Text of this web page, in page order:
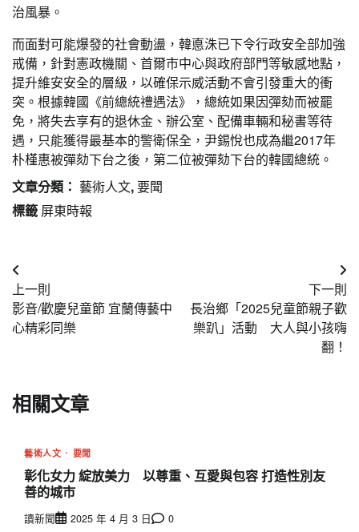
治風暴。
而面對可能爆發的社會動盪，韓悳洙已下令行政安全部加強
戒備，針對憲政機關、首爾市中心與政府部門等敏感地點，
提升維安安全的層級，以確保示威活動不會引發重大的衝
突。根據韓國《前總統禮遇法》，總統如果因彈劾而被罷
免，將失去享有的退休金、辦公室、配備車輛和秘書等待
遇，只能獲得最基本的警衛保全，尹錫悅也成為繼2017年
朴槿惠被彈劾下台之後，第二位被彈劾下台的韓國總統。
文章分類： 藝術人文,要聞
標籤 屏東時報
文
章
導
上一則
影音/歡慶兒童節 宜蘭傳藝中
心精彩同樂
下一則
長治鄉「2025兒童節親子歡
樂趴」活動 大人與小孩嗨
翻！
相關文章
藝術人文 要聞
彰化女力 綻放美力 以尊重、互愛與包容 打造性別友
善的城市
讀新聞 2025 年 4 月 3 日 0